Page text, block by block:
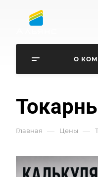
О
Главная — Цены —